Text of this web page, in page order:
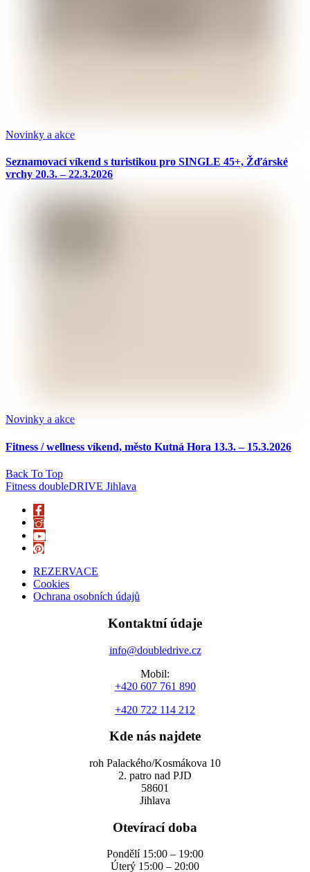
Novinky a akce
Seznamovací víkend s turistikou pro SINGLE 45+, Žďárské
vrchy 20.3. – 22.3.2026
Novinky a akce
Fitness / wellness víkend, město Kutná Hora 13.3. – 15.3.2026
Back To Top
Fitness doubleDRIVE Jihlava
REZERVACE
Cookies
Ochrana osobních údajů
Kontaktní údaje
info@doubledrive.cz
Mobil:
+420 607 761 890
+420 722 114 212
Kde nás najdete
roh Palackého/Kosmákova 10
2. patro nad PJD
58601
Jihlava
Otevírací doba
Pondělí 15:00 – 19:00
Úterý 15:00 – 20:00